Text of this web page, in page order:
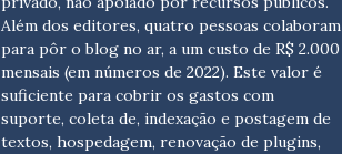
Além dos editores, quatro pessoas colaboram
para pôr o blog no ar, a um custo de R$ 2.000
mensais (em números de 2022). Este valor é
suficiente para cobrir os gastos com
suporte, coleta de, indexação e postagem de
textos, hospedagem, renovação de plugins,